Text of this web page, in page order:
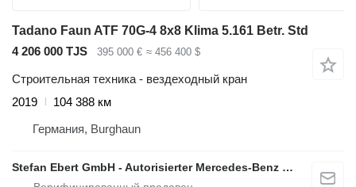
Tadano Faun ATF 70G-4 8x8 Klima 5.161 Betr. Std
4 206 000 TJS
395 000 € ≈ 456 400 $
Строительная техника - вездеходный кран
2019
104 388 км
Германия, Burghaun
Stefan Ebert GmbH - Autorisierter Mercedes-Benz Servicepartner